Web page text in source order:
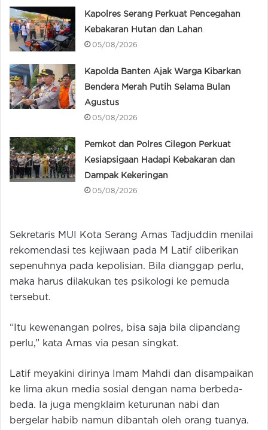
Kapolres Serang Perkuat Pencegahan
Kebakaran Hutan dan Lahan
05/08/2026
Kapolda Banten Ajak Warga Kibarkan
Bendera Merah Putih Selama Bulan
Agustus
05/08/2026
Pemkot dan Polres Cilegon Perkuat
Kesiapsigaan Hadapi Kebakaran dan
Dampak Kekeringan
05/08/2026
Sekretaris MUI Kota Serang Amas Tadjuddin menilai
rekomendasi tes kejiwaan pada M Latif diberikan
sepenuhnya pada kepolisian. Bila dianggap perlu,
maka harus dilakukan tes psikologi ke pemuda
tersebut.
“Itu kewenangan polres, bisa saja bila dipandang
perlu,” kata Amas via pesan singkat.
Latif meyakini dirinya Imam Mahdi dan disampaikan
ke lima akun media sosial dengan nama berbeda-
beda. Ia juga mengklaim keturunan nabi dan
bergelar habib namun dibantah oleh orang tuanya.